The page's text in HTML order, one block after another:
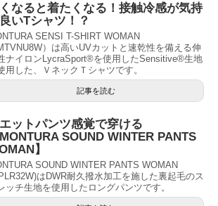
なると着たくなる！接触冷感が気持
いTシャツ！？
SENSI T-SHIRT WOMAN
）は高いUVカットと速乾性を備える伸
ナイロンLycraSport®を使用したSensitive®生地
用した、ＶネックＴシャツです。
記事を読む
ットパンツ感覚で穿ける
MONTURA SOUND WINTER PANTS
】
SOUND WINTER PANTS WOMAN
はDWR耐久撥水加工を施した裏起毛のス
ッチ生地を使用したロングパンツです。